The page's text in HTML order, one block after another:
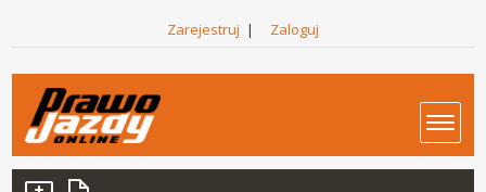
Zarejestruj | Zaloguj